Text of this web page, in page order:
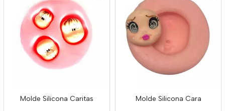
Molde Silicona Caritas Molde Silicona Cara